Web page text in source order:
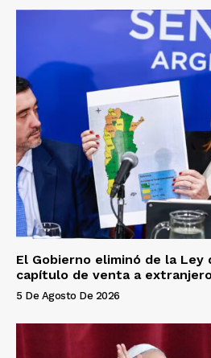
El Gobierno eliminó de la Ley
capítulo de venta a
5 De Agosto De 2026